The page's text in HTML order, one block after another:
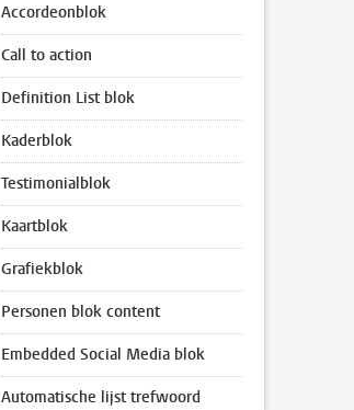
Accordeonblok
Call to action
Definition List blok
Kaderblok
Testimonialblok
Kaartblok
Grafiekblok
Personen blok content
Embedded Social Media blok
Automatische lijst trefwoord